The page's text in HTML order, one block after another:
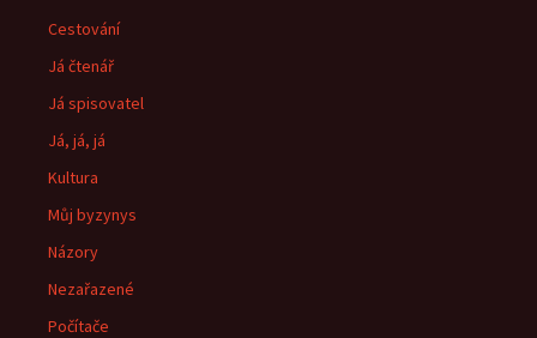
Cestování
Já čtenář
Já spisovatel
Já, já, já
Kultura
Můj byzynys
Názory
Nezařazené
Počítače